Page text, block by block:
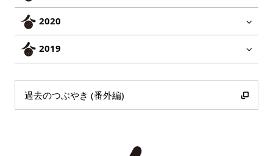
2020
2019
過去のつぶやき (番外編)